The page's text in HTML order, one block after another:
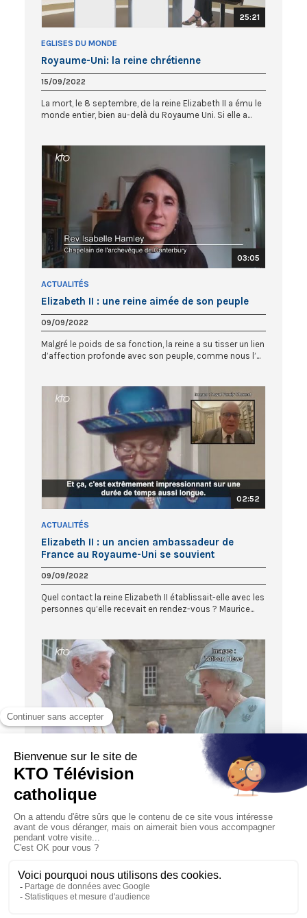
25:21
EGLISES DU MONDE
Royaume-Uni: la reine chrétienne
15/09/2022
La mort, le 8 septembre, de la reine Elizabeth II a ému le
monde entier, bien au-delà du Royaume Uni. Si elle a...
03:05
ACTUALITÉS
Elizabeth II : une reine aimée de son peuple
09/09/2022
Malgré le poids de sa fonction, la reine a su tisser un lien
d’affection profonde avec son peuple, comme nous l’...
02:52
ACTUALITÉS
Elizabeth II : un ancien ambassadeur de
France au Royaume-Uni se souvient
09/09/2022
Quel contact la reine Elizabeth II établissait-elle avec les
personnes qu’elle recevait en rendez-vous ? Maurice...
ACTUALITÉS
Les catholiques et Elizabeth II
09/09/2022
Le témoignage de foi de la reine a aussi marqué les
catholiques du Royaume-Uni, qui a rencontré 4 papes